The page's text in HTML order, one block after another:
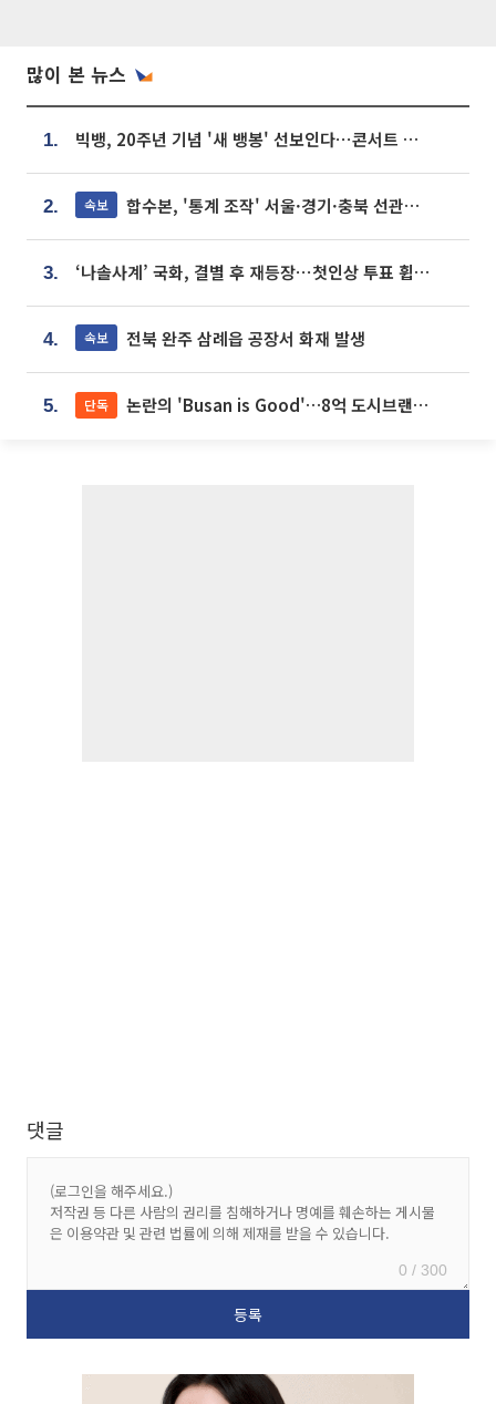
많이 본 뉴스
1. 빅뱅, 20주년 기념 '새 뱅봉' 선보인다⋯콘서트 앞두고 팝업 개최
2. 속보 합수본, '통계 조작' 서울·경기·충북 선관위 등 추가 압수수색
3. ‘나솔사계’ 국화, 결별 후 재등장⋯첫인상 투표 휩쓸고 ‘인기녀’ 등극
4. 속보 전북 완주 삼례읍 공장서 화재 발생
5. 단독 논란의 'Busan is Good'…8억 도시브랜드, 용산 대통령실 CI 업체가 수행
댓글
0 / 300